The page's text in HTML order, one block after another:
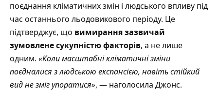
поєднання кліматичних змін і людського впливу під
час останнього льодовикового періоду. Це
підтверджує, що вимирання зазвичай
зумовлене сукупністю факторів, а не лише
одним. «Коли масштабні кліматичні зміни
поєдналися з людською експансією, навіть стійкий
вид не зміг упоратися», — наголосила Джонс.